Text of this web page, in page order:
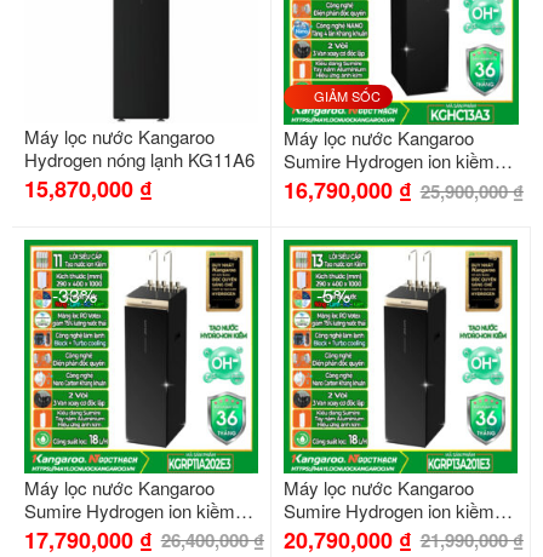
Máy lọc nước Kangaroo
Hydrogen nóng lạnh KG11A6
15,870,000 ₫
Máy lọc nước Kangaroo
Sumire Hydrogen ion kiềm
nóng lạnh KGHC13A3
GIẢM SỐC
16,790,000 ₫ 25,900,000₫
-33%
Máy lọc nước Kangaroo
Sumire Hydrogen ion kiềm
nóng lạnh KGRP11A202E3
17,790,000 ₫ 26,400,000₫
-5%
Máy lọc nước Kangaroo
Sumire Hydrogen ion kiềm
nóng lạnh KGRP13A201E3
20,790,000 ₫ 21,990,000₫